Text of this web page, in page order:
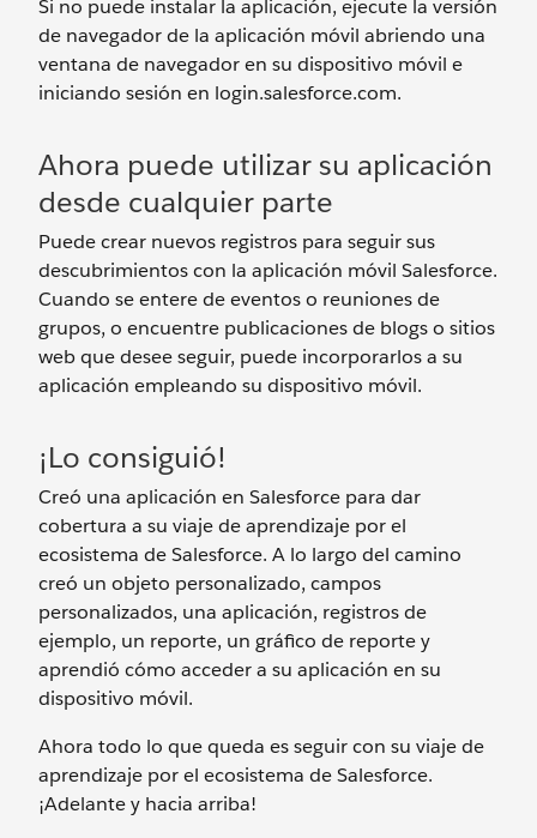
Si no puede instalar la aplicación, ejecute la versión
de navegador de la aplicación móvil abriendo una
ventana de navegador en su dispositivo móvil e
iniciando sesión en login.salesforce.com.
Ahora puede utilizar su aplicación
desde cualquier parte
Puede crear nuevos registros para seguir sus
descubrimientos con la aplicación móvil Salesforce.
Cuando se entere de eventos o reuniones de
grupos, o encuentre publicaciones de blogs o sitios
web que desee seguir, puede incorporarlos a su
aplicación empleando su dispositivo móvil.
¡Lo consiguió!
Creó una aplicación en Salesforce para dar
cobertura a su viaje de aprendizaje por el
ecosistema de Salesforce. A lo largo del camino
creó un objeto personalizado, campos
personalizados, una aplicación, registros de
ejemplo, un reporte, un gráfico de reporte y
aprendió cómo acceder a su aplicación en su
dispositivo móvil.
Ahora todo lo que queda es seguir con su viaje de
aprendizaje por el ecosistema de Salesforce.
¡Adelante y hacia arriba!